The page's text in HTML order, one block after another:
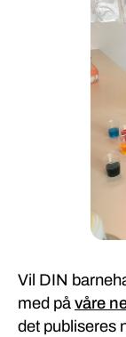
Vil DIN
med på våre
det publiseres